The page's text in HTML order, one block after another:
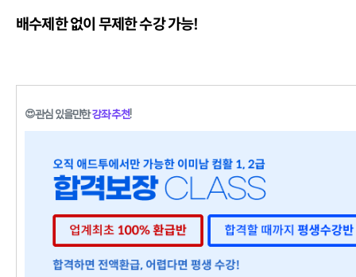
배수제한 없이 무제한 수강 가능!
😍관심 있을만한강좌 추천!